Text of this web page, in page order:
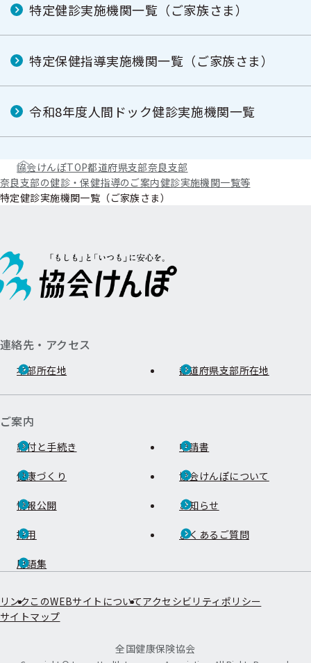
特定健診実施機関一覧（ご家族さま）
特定保健指導実施機関一覧（ご家族さま）
令和8年度人間ドック健診実施機関一覧
協会けんぽTOP都道府県支部奈良支部
奈良支部の健診・保健指導のご案内健診実施機関一覧等
特定健診実施機関一覧（ご家族さま）
連絡先・アクセス
本部所在地 都道府県支部所在地
ご案内
給付と手続き 申請書
健康づくり 協会けんぽについて
情報公開 お知らせ
採用 よくあるご質問
用語集
リンク このWEBサイトについてアクセシビリティポリシー
サイトマップ
全国健康保険協会